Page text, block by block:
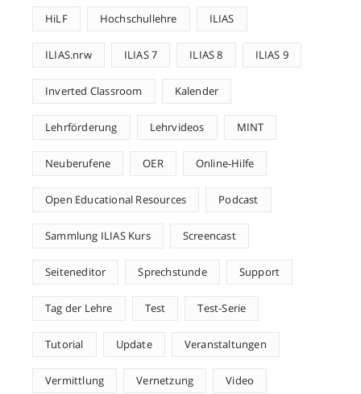
HiLF Hochschullehre ILIAS
ILIAS.nrw ILIAS 7 ILIAS 8 ILIAS 9
Inverted Classroom Kalender
Lehrförderung Lehrvideos MINT
Neuberufene OER Online-Hilfe
Open Educational Resources Podcast
Sammlung ILIAS Kurs Screencast
Seiteneditor Sprechstunde Support
Tag der Lehre Test Test-Serie
Tutorial Update Veranstaltungen
Vermittlung Vernetzung Video